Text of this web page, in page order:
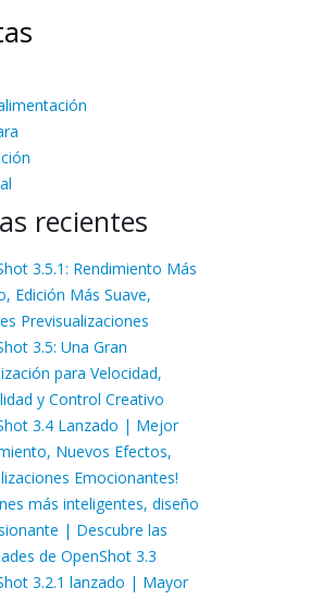
recientes
3.5.1: Rendimiento Más
Edición Más Suave,
Previsualizaciones
3.5: Una Gran
para Velocidad,
y Control Creativo
3.4 Lanzado | Mejor
Nuevos Efectos,
Emocionantes!
más inteligentes, diseño
| Descubre las
de OpenShot 3.3
3.2.1 lanzado | Mayor